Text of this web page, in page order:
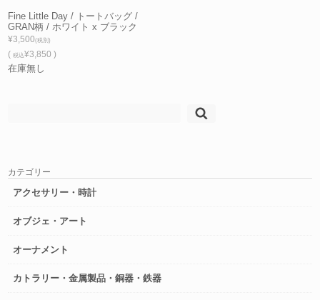
Fine Little Day / トートバッグ /
GRAN柄 / ホワイト x ブラック
¥3,500(税別)
(税込¥3,850 )
在庫無し
カテゴリー
アクセサリー・時計
オブジェ・アート
オーナメント
カトラリー・金属製品・銅器・鉄器